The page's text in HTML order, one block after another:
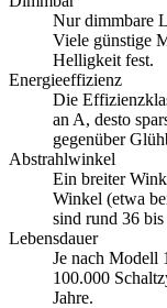
Nur dimmbare
Viele günstige
Helligkeit fest.
Energieeffizienz
Die
an A, desto
gegenüber
Abstrahlwinkel
Ein breiter
Winkel (etwa
sind rund 36
Lebensdauer
Je nach Modell
100.000
Jahre.